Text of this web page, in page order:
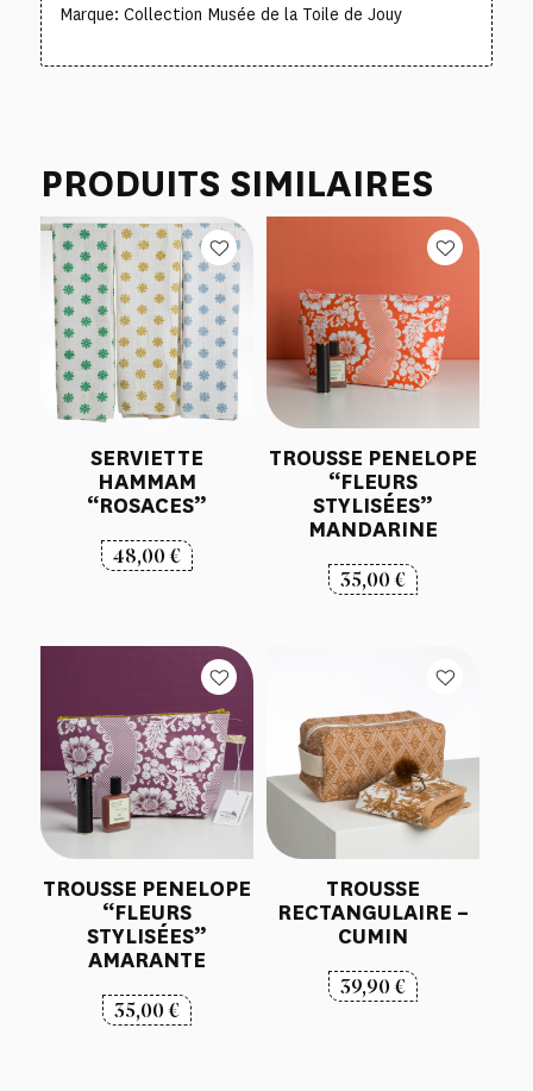
Marque: Collection Musée de la Toile de Jouy
PRODUITS SIMILAIRES
SERVIETTE
HAMMAM
“ROSACES”
48,00€
TROUSSE PENELOPE
“FLEURS
STYLISÉES”
MANDARINE
35,00€
TROUSSE PENELOPE
“FLEURS
STYLISÉES”
AMARANTE
35,00€
TROUSSE
RECTANGULAIRE –
CUMIN
39,90€